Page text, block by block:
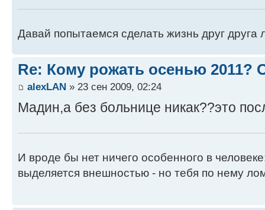
Давай попытаемся сделать жизнь друг друга
Re: Кому рожать осенью 2011?
alexLAN » 23 сен 2009, 02:24
Мадин,а без больнице никак??это
И вроде бы нет ничего особенного в
выделяется внешностью - но тебя по нему